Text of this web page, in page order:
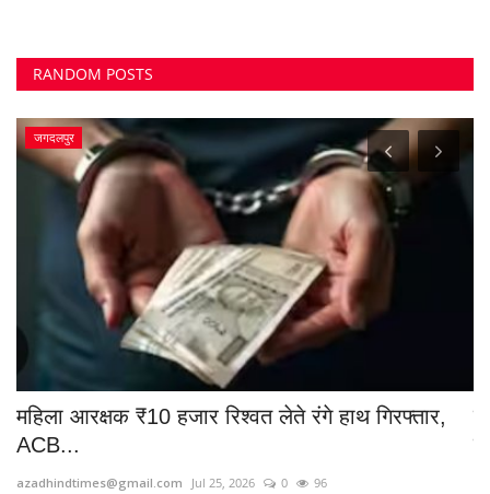
RANDOM POSTS
जगदलपुर
महिला आरक्षक ₹10 हजार रिश्वत लेते रंगे हाथ गिरफ्तार,
ACB...
azadhindtimes@gmail.com Jul 25, 2026 0 96